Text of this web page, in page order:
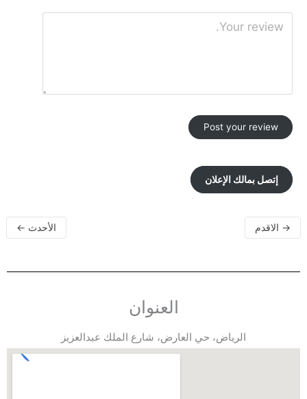
إتصل بمالك الإعلان
→ الاقدم الأحدث ←
العنوان
الرياض، حي العارض، شارع الملك عبدالعزيز